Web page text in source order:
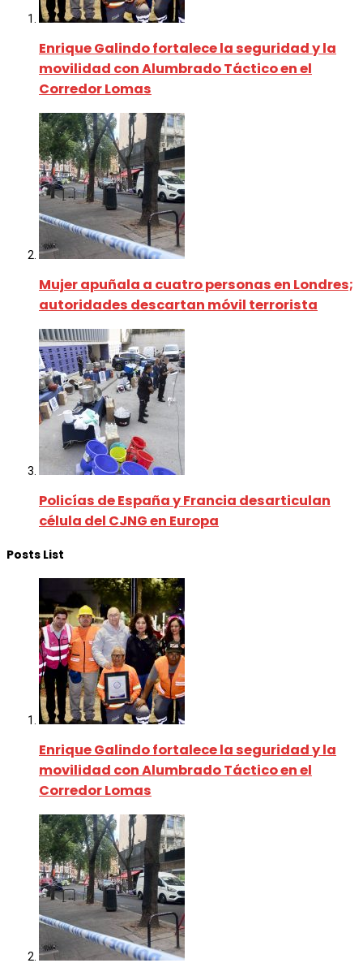
Enrique Galindo fortalece la seguridad y la
movilidad con Alumbrado Táctico en el
Corredor Lomas
Mujer apuñala a cuatro personas en Londres;
autoridades descartan móvil terrorista
Policías de España y Francia desarticulan
célula del CJNG en Europa
Posts List
Enrique Galindo fortalece la seguridad y la
movilidad con Alumbrado Táctico en el
Corredor Lomas